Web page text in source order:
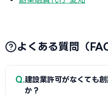
よくある質問（
Q 建設業許可がなくても
か？